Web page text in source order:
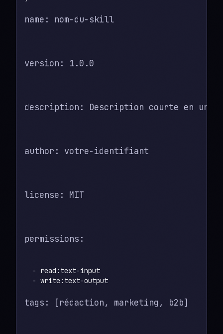
name: nom-du-skill
version: 1.0.0
description: Description courte en une
author: votre-identifiant
license: MIT
permissions:
  - read:text-input
tags: [rédaction, marketing, b2b]